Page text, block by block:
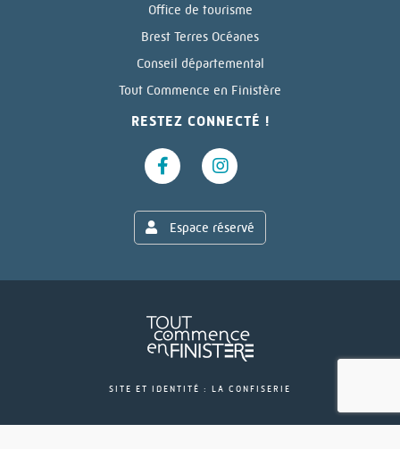
Office de tourisme
Brest Terres Océanes
Conseil départemental
Tout Commence en Finistère
RESTEZ CONNECTÉ !
Espace réservé
SITE ET IDENTITÉ : LA CONFISERIE